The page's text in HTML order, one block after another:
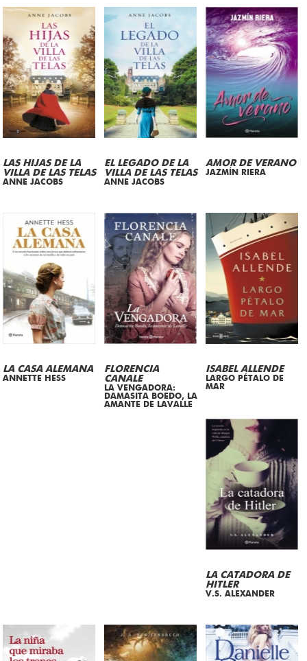
LAS HIJAS DE LA
VILLA DE LAS TELAS
ANNE JACOBS
EL LEGADO DE LA
VILLA DE LAS TELAS
ANNE JACOBS
AMOR DE VERANO
JAZMÍN RIERA
LA CASA ALEMANA
ANNETTE HESS
FLORENCIA
CANALE
LA VENGADORA:
DAMASITA BOEDO, LA
AMANTE DE LAVALLE
ISABEL ALLENDE
LARGO PÉTALO DE
MAR
LA CATADORA DE
HITLER
V.S. ALEXANDER